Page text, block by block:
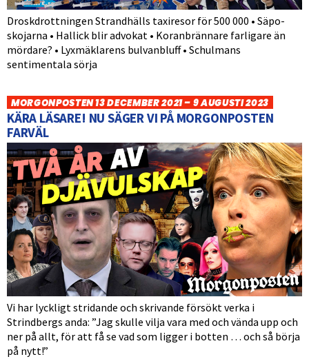
Droskdrottningen Strandhälls taxiresor för 500 000 • Säpo-
skojarna • Hallick blir advokat • Koranbrännare farligare än
mördare? • Lyxmäklarens bulvanbluff • Schulmans
sentimentala sörja
MORGONPOSTEN 13 DECEMBER 2021 – 9 AUGUSTI 2023
KÄRA LÄSARE! NU SÄGER VI PÅ MORGONPOSTEN
FARVÄL
Vi har lyckligt stridande och skrivande försökt verka i
Strindbergs anda: ”Jag skulle vilja vara med och vända upp och
ner på allt, för att få se vad som ligger i botten … och så börja
på nytt!”